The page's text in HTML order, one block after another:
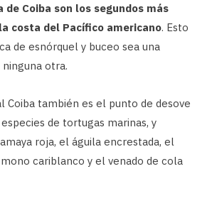
de Coiba son los segundos más
costa del Pacífico americano. Esto
de esnórquel y buceo sea una
otra.
Coiba también es el punto de desove
de tortugas marinas, y
roja, el águila encrestada, el
cariblanco y el venado de cola